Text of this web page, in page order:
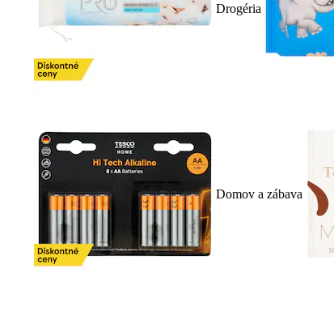
Drogéria
Domov a zábava